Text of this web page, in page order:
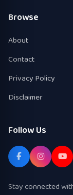
Browse
About
Contact
Privacy Policy
Disclaimer
Follow Us
Stay connected